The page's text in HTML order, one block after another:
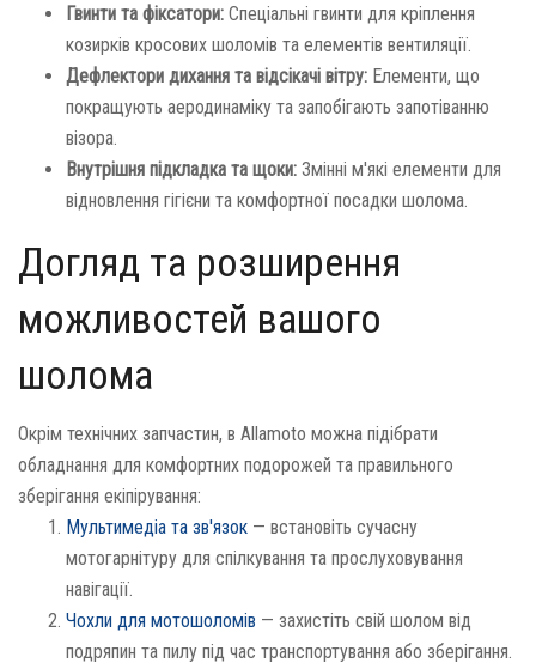
Гвинти та фіксатори: Спеціальні гвинти для кріплення
козирків кросових шоломів та елементів вентиляції.
Дефлектори дихання та відсікачі вітру: Елементи, що
покращують аеродинаміку та запобігають запотіванню
візора.
Внутрішня підкладка та щоки: Змінні м'які елементи для
відновлення гігієни та комфортної посадки шолома.
Догляд та розширення
можливостей вашого
шолома
Окрім технічних запчастин, в Allamoto можна підібрати
обладнання для комфортних подорожей та правильного
зберігання екіпірування:
Мультимедіа та зв'язок — встановіть сучасну
мотогарнітуру для спілкування та прослуховування
навігації.
Чохли для мотошоломів — захистіть свій шолом від
подряпин та пилу під час транспортування або зберігання.